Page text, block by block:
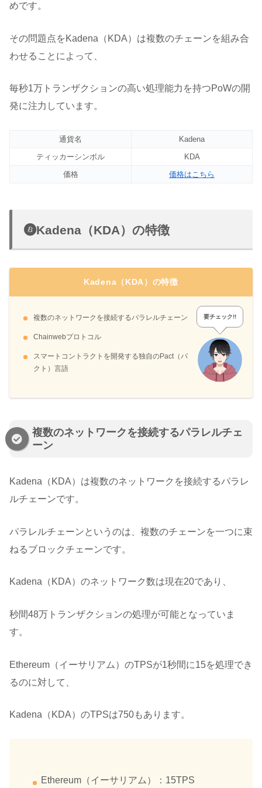
めです。
その問題点をKadena（KDA）は複数のチェーンを組み合
わせることによって、
毎秒1万トランザクションの高い処理能力を持つPoWの開
発に注力しています。
通貨名
Kadena
ティッカーシンボル
KDA
価格
価格はこちら
Kadena（KDA）の特徴
Kadena（KDA）の特徴
複数のネットワークを接続するパラレルチェーン
Chainwebプロトコル
スマートコントラクトを開発する独自のPact（パ
クト）言語
要チェック!!
複数のネットワークを接続するパラレルチェ
ーン
Kadena（KDA）は複数のネットワークを接続するパラレ
ルチェーンです。
パラレルチェーンというのは、複数のチェーンを一つに束
ねるブロックチェーンです。
Kadena（KDA）のネットワーク数は現在20であり、
秒間48万トランザクションの処理が可能となっていま
す。
Ethereum（イーサリアム）のTPSが1秒間に15を処理でき
るのに対して、
Kadena（KDA）のTPSは750もあります。
Ethereum（イーサリアム）：15TPS